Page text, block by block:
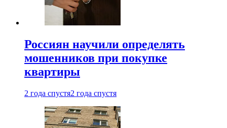
Россиян научили определять
мошенников при покупке
квартиры
2 года спустя2 года спустя